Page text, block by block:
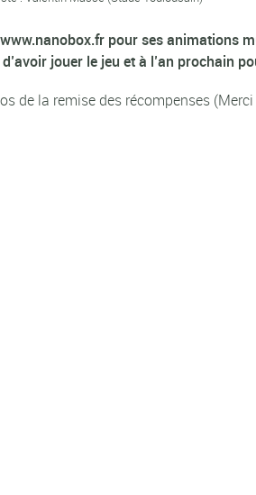
pour ses animations
jouer le jeu et à l’an prochain
de la remise des récompenses